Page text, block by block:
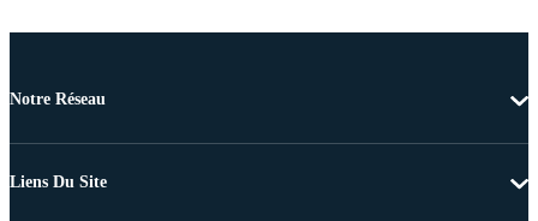
Notre Réseau
Liens Du Site